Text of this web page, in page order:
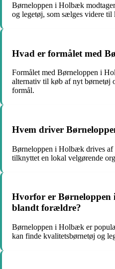
Børneloppen i Holbæk
og legetøj, som sælges videre til
Hvad er formålet med
Formålet med Børneloppen i
alternativ til køb af nyt børnetøj
formål.
Hvem driver
Børneloppen i Holbæk drives
tilknyttet en lokal velgørende
Hvorfor er
blandt forældre?
Børneloppen i Holbæk er
kan finde kvalitetsbørnetøj og